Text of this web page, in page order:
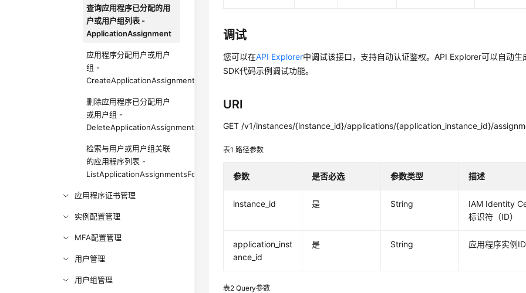
查询应用程序已分配的用
户或用户组列表 -
ApplicationAssignment
应用程序分配用户或用户
组 -
CreateApplicationAssignment
删除应用程序已分配用户
或用户组 -
DeleteApplicationAssignment
检索与用户或用户组关联
的应用程序列表 -
ListApplicationAssignmentsForPrincipal
应用程序证书管理
实例配置管理
MFA配置管理
用户管理
用户组管理
调试
您可以在API Explorer中调试该接口，支持自动认证鉴权。API Explorer可以自动生
SDK代码示例调试功能。
URI
GET /v1/instances/{instance_id}/applications/{application_instance_id}/
表1路径参数
参数 是否必选 参数类型 描述
instance_id 是 String
IAM Identity
标识符（ID）
application_inst
ance_id
是 String 应用程序实例
表2Query参数